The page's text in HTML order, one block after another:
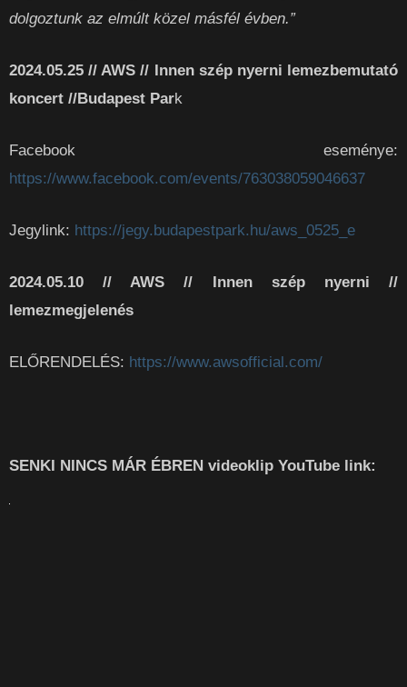
dolgoztunk az elmúlt közel másfél évben.”
2024.05.25 // AWS // Innen szép nyerni lemezbemutató
koncert //Budapest Park
Facebook eseménye:
https://www.facebook.com/events/763038059046637
Jegylink: https://jegy.budapestpark.hu/aws_0525_e
2024.05.10 // AWS // Innen szép nyerni //
lemezmegjelenés
ELŐRENDELÉS: https://www.awsofficial.com/
SENKI NINCS MÁR ÉBREN videoklip YouTube link: